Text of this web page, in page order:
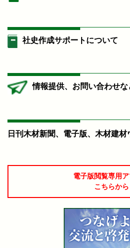
社史作成サポートについて
情報提供、お問い合わせな
日刊木材新聞、電子版、木材建材
電子版閲覧専用
こちらから